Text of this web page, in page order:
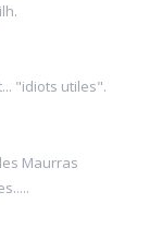
"idiots utiles".
Maurras